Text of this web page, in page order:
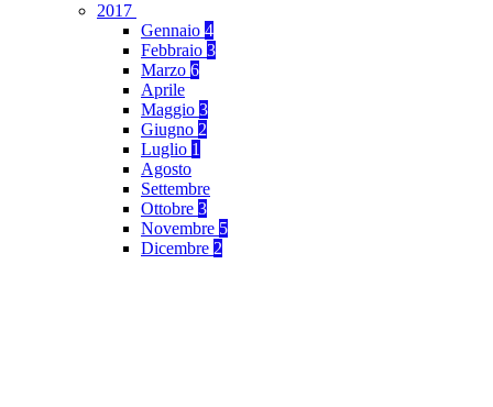
2017
Gennaio 4
Febbraio 3
Marzo 6
Aprile
Maggio 3
Giugno 2
Luglio 1
Agosto
Settembre
Ottobre 3
Novembre 5
Dicembre 2